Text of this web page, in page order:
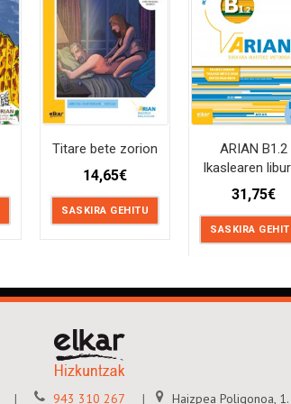
Titare bete zorion
14,65€
SASKIRA GEHITU
ARIAN B1.2
Ikaslearen
31,75€
SASKIRA
943 310 267 Haizpea Poligonoa,